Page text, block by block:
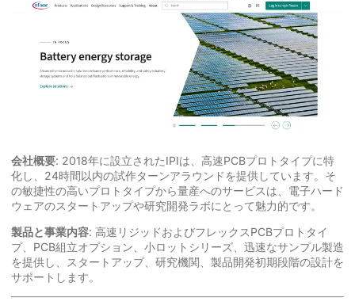
会社概要: 2018年に設立されたIPIは、高速PCBプロトタイプに特
化し、24時間以内の試作ターンアラウンドを提供しています。そ
の敏捷性の高いプロトタイプから量産へのサービスは、電子ハード
ウェアのスタートアップや研究開発ラボにとって魅力的です。
製品と事業内容: 高速リジッドおよびフレックスPCBプロトタイ
プ、PCB組立オプション、小ロットシリーズ、迅速なサンプル製造
を提供し、スタートアップ、研究機関、製品開発初期段階の設計を
サポートします。